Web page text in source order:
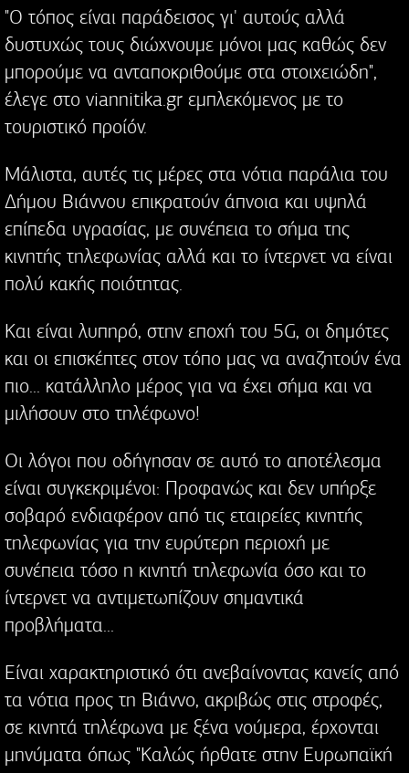
"Ο τόπος είναι παράδεισος γι' αυτούς αλλά
δυστυχώς τους διώχνουμε μόνοι μας καθώς δεν
μπορούμε να ανταποκριθούμε στα στοιχειώδη",
έλεγε στο viannitika.gr εμπλεκόμενος με το
τουριστικό προίόν.
Μάλιστα, αυτές τις μέρες στα νότια παράλια του
Δήμου Βιάννου επικρατούν άπνοια και υψηλά
επίπεδα υγρασίας, με συνέπεια το σήμα της
κινητής τηλεφωνίας αλλά και το ίντερνετ να είναι
πολύ κακής ποιότητας.
Και είναι λυπηρό, στην εποχή του 5G, οι δημότες
και οι επισκέπτες στον τόπο μας να αναζητούν ένα
πιο... κατάλληλο μέρος για να έχει σήμα και να
μιλήσουν στο τηλέφωνο!
Οι λόγοι που οδήγησαν σε αυτό το αποτέλεσμα
είναι συγκεκριμένοι: Προφανώς και δεν υπήρξε
σοβαρό ενδιαφέρον από τις εταιρείες κινητής
τηλεφωνίας για την ευρύτερη περιοχή με
συνέπεια τόσο η κινητή τηλεφωνία όσο και το
ίντερνετ να αντιμετωπίζουν σημαντικά
προβλήματα...
Είναι χαρακτηριστικό ότι ανεβαίνοντας κανείς από
τα νότια προς τη Βιάννο, ακριβώς στις στροφές,
σε κινητά τηλέφωνα με ξένα νούμερα, έρχονται
μηνύματα όπως "Καλώς ήρθατε στην Ευρωπαϊκή